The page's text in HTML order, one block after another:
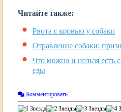
Читайте также:
Рвота с кровью у собаки
Отравление собаки:
Что можно и нельзя есть
еды
Комментировать